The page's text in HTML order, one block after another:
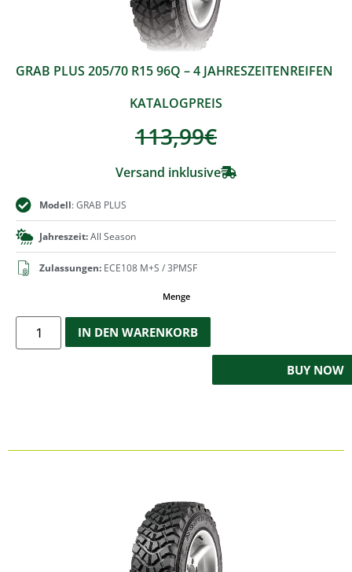
GRAB PLUS 205/70 R15 96Q – 4 JAHRESZEITENREIFEN
KATALOGPREIS
113,99€
Versand inklusive
Modell: GRAB PLUS
Jahreszeit:All Season
Zulassungen: ECE108 M+S / 3PMSF
Menge
IN DEN WARENKORB
BUY NOW